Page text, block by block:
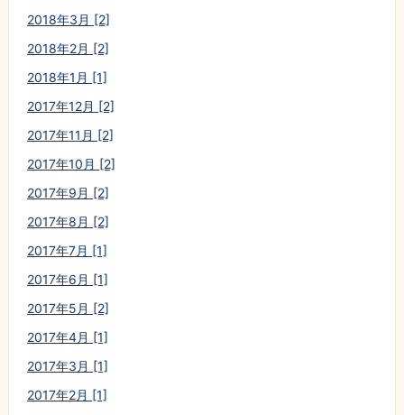
2018年3月 [2]
2018年2月 [2]
2018年1月 [1]
2017年12月 [2]
2017年11月 [2]
2017年10月 [2]
2017年9月 [2]
2017年8月 [2]
2017年7月 [1]
2017年6月 [1]
2017年5月 [2]
2017年4月 [1]
2017年3月 [1]
2017年2月 [1]